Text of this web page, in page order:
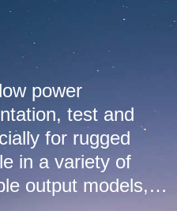
power
test and
for rugged
in a variety of
output models,